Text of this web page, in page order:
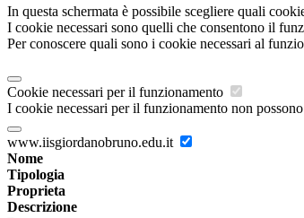
In questa schermata è possibile scegliere quali
I cookie necessari sono quelli che consentono il
Per conoscere quali sono i cookie necessari al
Cookie necessari per il funzionamento
I cookie necessari per il funzionamento non
www.iisgiordanobruno.edu.it
Nome
Tipologia
Proprieta
Descrizione